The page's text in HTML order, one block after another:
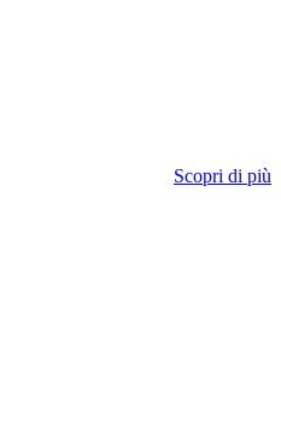
Scopri di più